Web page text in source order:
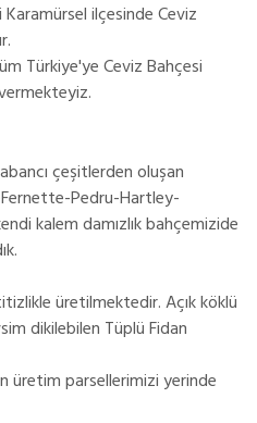
Karamürsel ilçesinde Ceviz
Türkiye'ye Ceviz Bahçesi
çeşitlerden oluşan
Pedru-Hartley-
kalem damızlık bahçemizide
üretilmektedir. Açık köklü
dikilebilen Tüplü Fidan
üretim parsellerimizi yerinde